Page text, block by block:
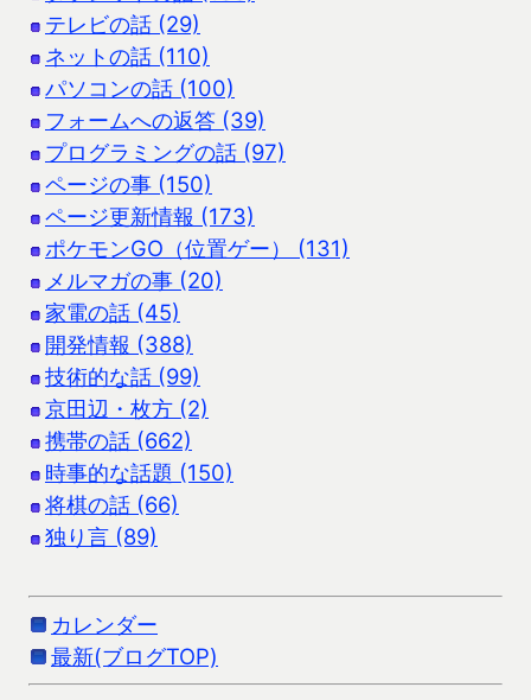
テレビの話 (29)
ネットの話 (110)
パソコンの話 (100)
フォームへの返答 (39)
プログラミングの話 (97)
ページの事 (150)
ページ更新情報 (173)
ポケモンGO（位置ゲー） (131)
メルマガの事 (20)
家電の話 (45)
開発情報 (388)
技術的な話 (99)
京田辺・枚方 (2)
携帯の話 (662)
時事的な話題 (150)
将棋の話 (66)
独り言 (89)
カレンダー
最新(ブログTOP)